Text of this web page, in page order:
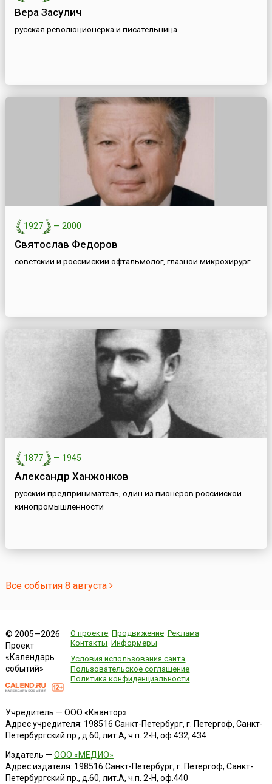
Вера Засулич
русская революционерка и писательница
1927 — 2000
Святослав Федоров
советский и российский офтальмолог, глазной микрохирург
1877 — 1945
Александр Ханжонков
русский предприниматель, один из пионеров российской
кинопромышленности
Все события 8 августа
© 2005—2026
Проект
«Календарь
событий»
О проекте Продвижение Реклама
Контакты Информеры
Условия использования сайта
Пользовательское соглашение
Политика конфиденциальности
Учредитель — ООО «Квантор»
Адрес учредителя: 198516 Санкт-Петербург, г. Петергоф, Санкт-
Петербургский пр., д.60, лит.А, ч.п. 2-Н, оф.432, 434
Издатель — ООО «МЕДИО»
Адрес издателя: 198516 Санкт-Петербург, г. Петергоф, Санкт-
Петербургский пр., д.60, лит.А, ч.п. 2-Н, оф.440